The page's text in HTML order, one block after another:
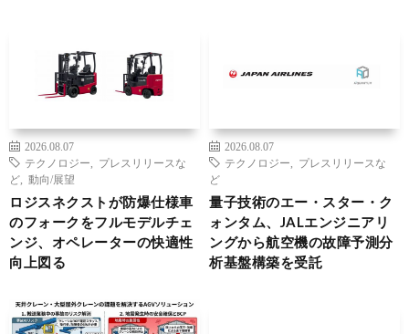
2026.08.07
テクノロジー
プレスリリースな
ど
動向/展望
ロジスネクストが防爆仕様車
のフォークをフルモデルチェ
ンジ、オペレーターの快適性
向上図る
2026.08.07
テクノロジー
プレスリリースな
ど
量子技術のエー・スター・ク
ォンタム、JALエンジニアリ
ングから航空機の故障予測分
析基盤構築を受託